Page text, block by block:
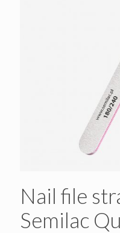
Nail file
Semilac